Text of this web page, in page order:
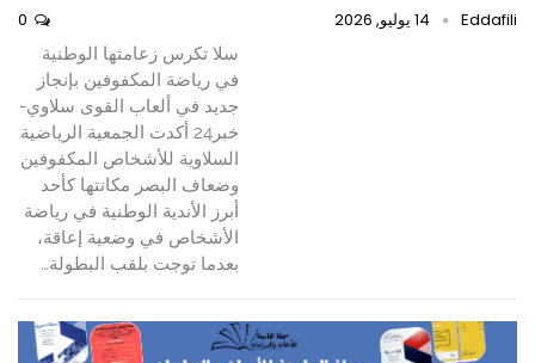
Eddafili 14 يوليو, 2026
سلا تكرس زعامتها الوطنية
في رياضة المكفوفين بإنجاز
جديد في ألعاب القوى سلاوي-
خبر24 أكدت الجمعية الرياضية
السلاوية للأشخاص المكفوفين
وضعاف البصر مكانتها كأحد
أبرز الأندية الوطنية في رياضة
الأشخاص في وضعية إعاقة،
بعدما توجت بلقب البطولة…